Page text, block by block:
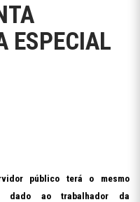
ESPECIAL
público terá o mesmo
dado ao trabalhador da